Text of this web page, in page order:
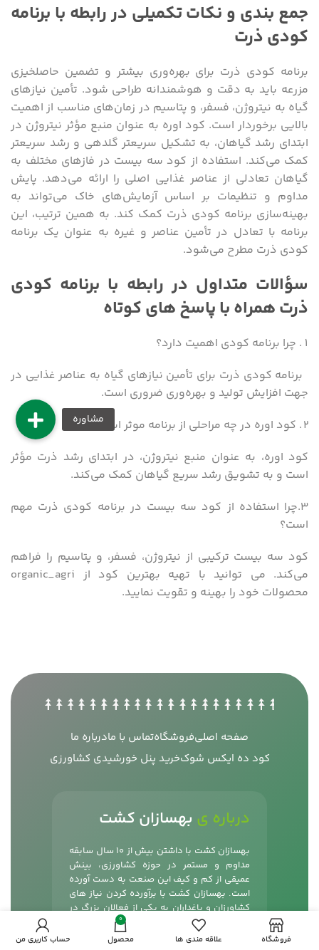
جمع بندی و نکات تکمیلی در رابطه با برنامه
کودی ذرت
برنامه کودی ذرت برای بهره‌وری بیشتر و تضمین حاصلخیزی
مزرعه باید به دقت و هوشمندانه طراحی شود. تأمین نیازهای
گیاه به نیتروژن، فسفر، و پتاسیم در زمان‌های مناسب از اهمیت
بالایی برخوردار است. کود اوره به عنوان منبع مؤثر نیتروژن در
ابتدای رشد گیاهان، به تشکیل سریعتر گلدهی و رشد سریعتر
کمک می‌کند. استفاده از کود سه بیست در فازهای مختلف به
گیاهان تعادلی از عناصر غذایی اصلی را ارائه می‌دهد. پایش
مداوم و تنظیمات بر اساس آزمایش‌های خاک می‌تواند به
بهینه‌سازی برنامه کودی ذرت کمک کند. به همین ترتیب، این
برنامه با تعادل در تأمین عناصر و غیره به عنوان یک برنامه
کودی ذرت مطرح می‌شود.
سؤالات متداول در رابطه با برنامه کودی
ذرت همراه با پاسخ های کوتاه
چرا برنامه کودی اهمیت دارد؟
برنامه کودی ذرت برای تأمین نیازهای گیاه به عناصر غذایی در
جهت افزایش تولید و بهره‌وری ضروری است.
کود اوره در چه مراحلی از برنامه موثر است؟
کود اوره، به عنوان منبع نیتروژن، در ابتدای رشد ذرت مؤثر
است و به تشویق رشد سریع گیاهان کمک می‌کند.
۳.چرا استفاده از کود سه بیست در برنامه کودی ذرت مهم
است؟
کود سه بیست ترکیبی از نیتروژن، فسفر، و پتاسیم را فراهم
می‌کند. می توانید با تهیه بهترین کود از organic_agri
محصولات خود را بهینه و تقویت نمایید.
صفحه اصلیفروشگاهتماس با مادرباره ما
کود ده ایکس شوکخرید پنل خورشیدی کشاورزی
درباره ی بهسازان کشت
بهسازان کشت با داشتن بیش از 10 سال سابقه
مداوم و مستمر در حوزه کشاورزی، بینش
عمیقی از کم و کیف این صنعت به دست آورده
است. بهسازان کشت با برآورده کردن نیاز های
کشاورزان و باغداران به یکی از فعالان بزرگ در
زمینه محصولات کشاورزی از جمله
کود مینرال تکسا محسوب می شود. همچنین با
فروشگاه علاقه مندی ها
0
محصول حساب کاربری من